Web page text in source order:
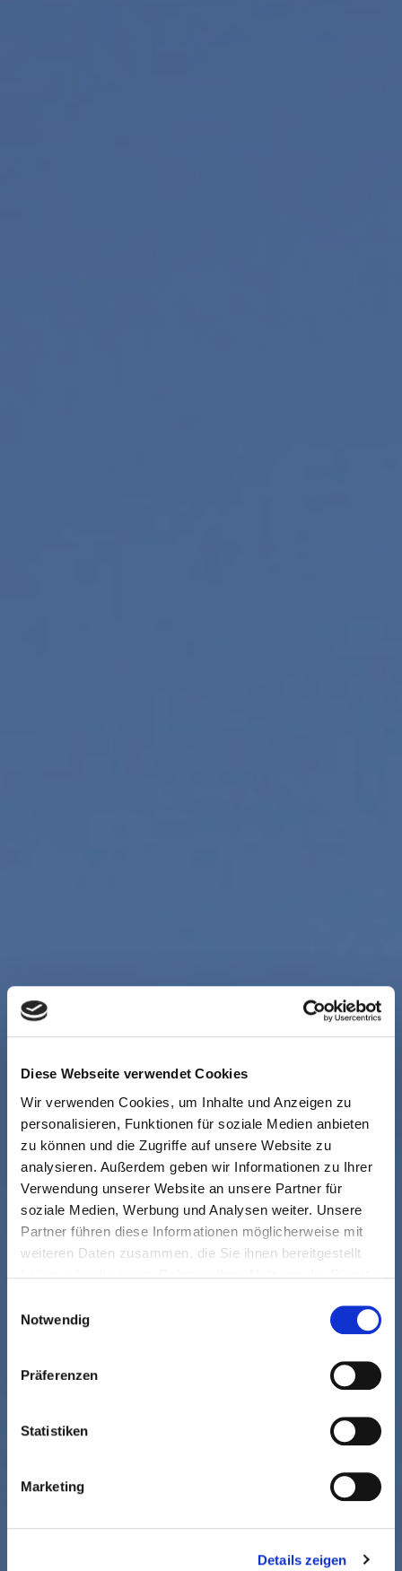
Diese Webseite verwendet Cookies
Wir verwenden Cookies, um Inhalte und Anzeigen zu
personalisieren, Funktionen für soziale Medien anbieten
zu können und die Zugriffe auf unsere Website zu
analysieren. Außerdem geben wir Informationen zu Ihrer
Verwendung unserer Website an unsere Partner für
soziale Medien, Werbung und Analysen weiter. Unsere
Partner führen diese Informationen möglicherweise mit
weiteren Daten zusammen, die Sie ihnen bereitgestellt
Notwendig
Präferenzen
Statistiken
Marketing
Details zeigen